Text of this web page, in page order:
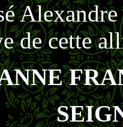
de cette